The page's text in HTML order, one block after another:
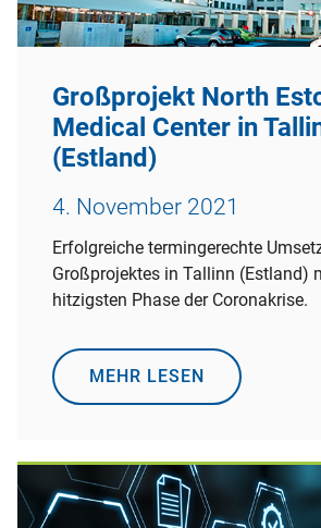
Großprojekt North
Medical Center in
(Estland)
4. November 2021
Erfolgreiche termingerechte
Großprojektes in Tallinn (Estland)
hitzigsten Phase der Coronakrise.
MEHR LESEN